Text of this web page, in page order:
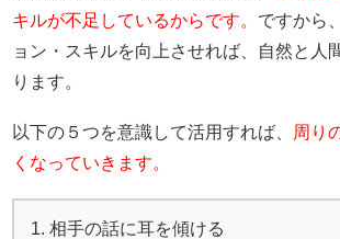
キルが不足しているからです。 ですから
ョン・スキルを向上させれば、自然と人
ります。
以下の５つを意識して活用すれば、
周り
くなっていきます。
相手の話に耳を傾ける